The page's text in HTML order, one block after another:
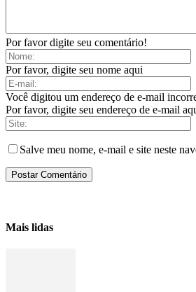
Por favor digite seu comentário!
Por favor, digite seu nome aqui
Você digitou um endereço de e-mail
Por favor, digite seu endereço de e-mail
Salve meu nome, e-mail e site neste
Mais lidas